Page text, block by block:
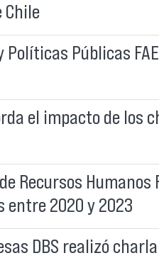
Chile
Políticas Públicas
el impacto de los
Recursos Humanos
2020 y 2023
DBS realizó